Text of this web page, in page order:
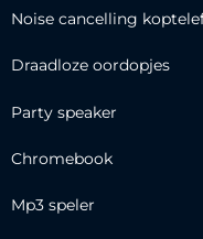
Noise cancelling
Draadloze oordopjes
Party speaker
Chromebook
Mp3 speler